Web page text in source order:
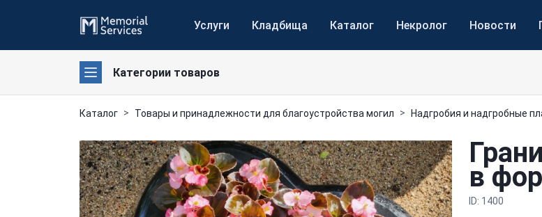
Услуги Кладбища Каталог Некролог Новости
Категории товаров
Каталог Товары и принадлежности для благоустройства могил Надгробия и надгробные
в
ID: 1400